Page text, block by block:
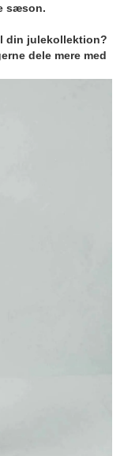
sæson.
din julekollektion?
dele mere med